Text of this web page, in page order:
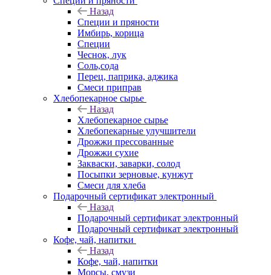
Назад
Специи и пряности
Имбирь, корица
Специи
Чеснок, лук
Соль,сода
Перец, паприка, аджика
Смеси приправ
Хлебопекарное сырье
Назад
Хлебопекарное сырье
Хлебопекарные улучшители
Дрожжи прессованные
Дрожжи сухие
Закваски, заварки, солод
Посыпки зерновые, кунжут
Смеси для хлеба
Подарочный сертификат электронный
Назад
Подарочный сертификат электронный
Подарочный сертификат электронный
Кофе, чай, напитки
Назад
Кофе, чай, напитки
Морсы, смузи